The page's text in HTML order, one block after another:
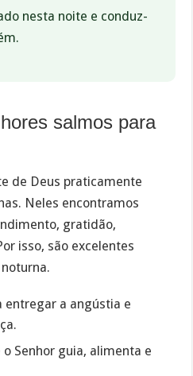
nesta noite e conduz-
salmos para
de Deus praticamente
Neles encontramos
gratidão,
isso, são excelentes
entregar a angústia e
Senhor guia, alimenta e